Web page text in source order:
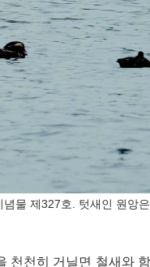
념물 제327호. 텃새인 원앙
천천히 거닐면 철새와